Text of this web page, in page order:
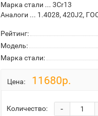
Марка стали ... 3Cr13
Аналоги ... 1.4028, 420J2,
Рейтинг:
Модель:
Марка стали:
Цена: 11680р.
Количество: -